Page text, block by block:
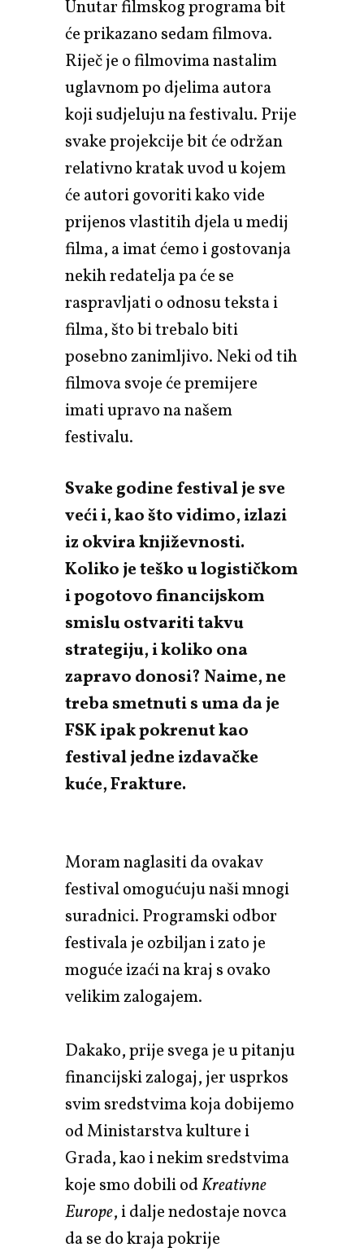
Unutar filmskog programa bit
će prikazano sedam filmova.
Riječ je o filmovima nastalim
uglavnom po djelima autora
koji sudjeluju na festivalu. Prije
svake projekcije bit će održan
relativno kratak uvod u kojem
će autori govoriti kako vide
prijenos vlastitih djela u medij
filma, a imat ćemo i gostovanja
nekih redatelja pa će se
raspravljati o odnosu teksta i
filma, što bi trebalo biti
posebno zanimljivo. Neki od tih
filmova svoje će premijere
imati upravo na našem
festivalu.
Svake godine festival je sve
veći i, kao što vidimo, izlazi
iz okvira književnosti.
Koliko je teško u logističkom
i pogotovo financijskom
smislu ostvariti takvu
strategiju, i koliko ona
zapravo donosi? Naime, ne
treba smetnuti s uma da je
FSK ipak pokrenut kao
festival jedne izdavačke
kuće, Frakture.
Moram naglasiti da ovakav
festival omogućuju naši mnogi
suradnici. Programski odbor
festivala je ozbiljan i zato je
moguće izaći na kraj s ovako
velikim zalogajem.
Dakako, prije svega je u pitanju
financijski zalogaj, jer usprkos
svim sredstvima koja dobijemo
od Ministarstva kulture i
Grada, kao i nekim sredstvima
koje smo dobili odKreativne
Europe, i dalje nedostaje novca
da se do kraja pokrije